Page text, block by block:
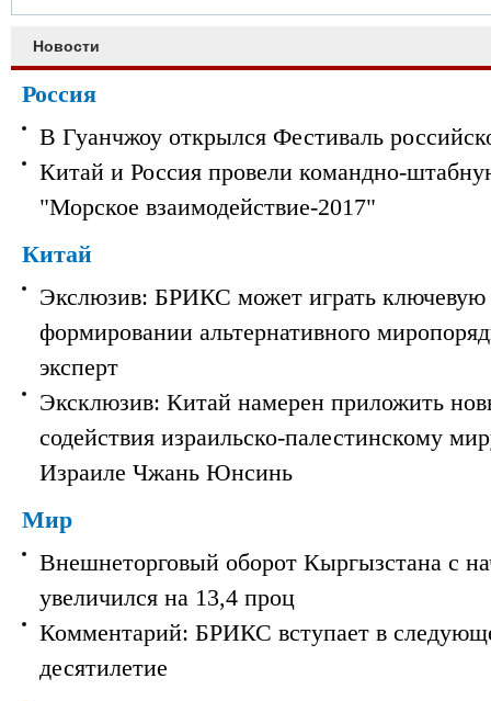
Новости
Россия
В Гуанчжоу открылся Фестиваль
Китай и Россия провели командно-
"Морское взаимодействие-2017"
Китай
Экслюзив: БРИКС может играть ключевую
формировании альтернативного
эксперт
Эксклюзив: Китай намерен приложить
содействия израильско-палестинскому
Израиле Чжань Юнсинь
Мир
Внешнеторговый оборот Кыргызстана с
увеличился на 13,4 проц
Комментарий: БРИКС вступает в
десятилетие